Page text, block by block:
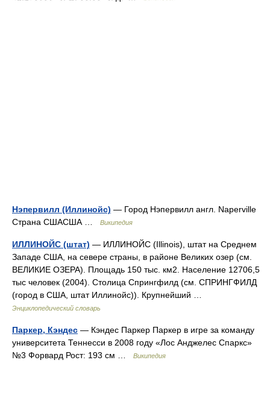
Нэпервилл (Иллинойс) — Город Нэпервилл англ. Naperville
Страна СШАСША …
Википедия
ИЛЛИНОЙС (штат) — ИЛЛИНОЙС (Illinois), штат на Среднем
Западе США, на севере страны, в районе Великих озер (см.
ВЕЛИКИЕ ОЗЕРА). Площадь 150 тыс. км2. Население 12706,5
тыс человек (2004). Столица Спрингфилд (см. СПРИНГФИЛД
(город в США, штат Иллинойс)). Крупнейший …
Энциклопедический словарь
Паркер, Кэндес — Кэндес Паркер Паркер в игре за команду
университета Теннесси в 2008 году «Лос Анджелес Спаркс»
№3 Форвард Рост: 193 см …
Википедия